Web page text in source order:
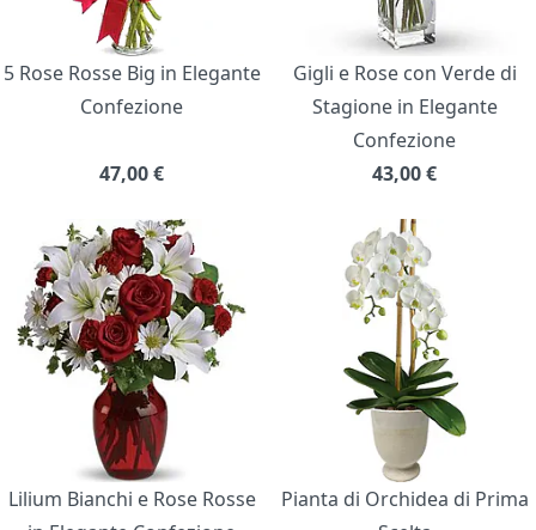
5 Rose Rosse Big in Elegante
Confezione
47,00€
Gigli e Rose con Verde di
Stagione in Elegante
Confezione
43,00€
Lilium Bianchi e Rose Rosse
Pianta di Orchidea di Prima